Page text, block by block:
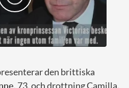
den brittiska
, 73, och drottning Camilla,